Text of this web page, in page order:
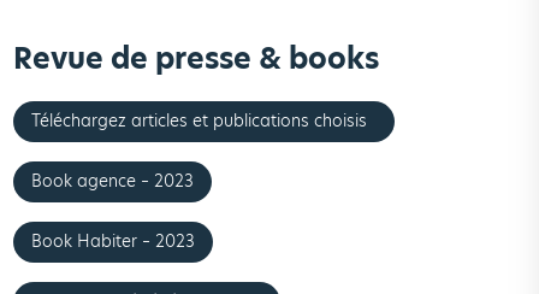
Revue de presse & books
Téléchargez articles et publications choisis
Book agence – 2023
Book Habiter – 2023